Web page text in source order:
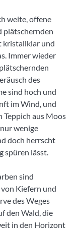
weite, offene
plätschernden
kristallklar und
Immer wieder
des
sind hoch und
im Wind, und
Teppich aus Moos
wenige
doch herrscht
spüren lässt.
sind
Kiefern und
des Weges
den Wald, die
in den Horizont